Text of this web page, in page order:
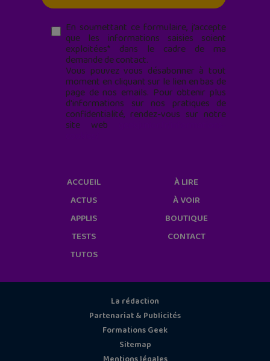
En soumettant ce formulaire, j’accepte
que les informations saisies soient
exploitées* dans le cadre de ma
demande de contact.
Vous pouvez vous désabonner à tout
moment en cliquant sur le lien en bas de
page de nos emails. Pour obtenir plus
d'informations sur nos pratiques de
confidentialité, rendez-vous sur notre
site web
ACCUEIL
ACTUS
APPLIS
TESTS
TUTOS
À LIRE
À VOIR
BOUTIQUE
CONTACT
La rédaction
Partenariat & Publicités
Formations Geek
Sitemap